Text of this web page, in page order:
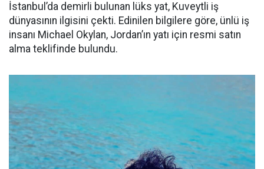
İstanbul’da demirli bulunan lüks yat, Kuveytli iş
dünyasının ilgisini çekti. Edinilen bilgilere göre, ünlü iş
insanı Michael Okylan, Jordan’ın yatı için resmi satın
alma teklifinde bulundu.